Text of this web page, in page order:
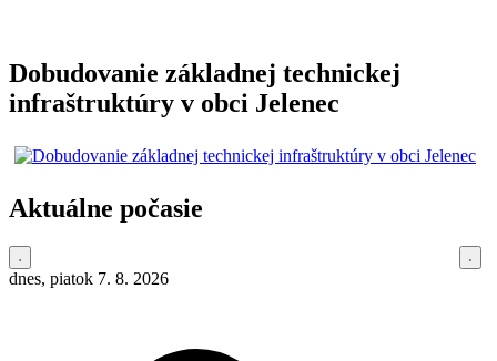
Dobudovanie základnej technickej
infraštruktúry v obci Jelenec
Aktuálne počasie
dnes, piatok 7. 8. 2026